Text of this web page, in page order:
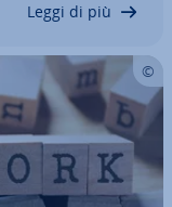
Leggi di più